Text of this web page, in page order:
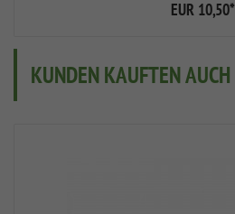
EUR 10,50*
KUNDEN KAUFTEN AUCH